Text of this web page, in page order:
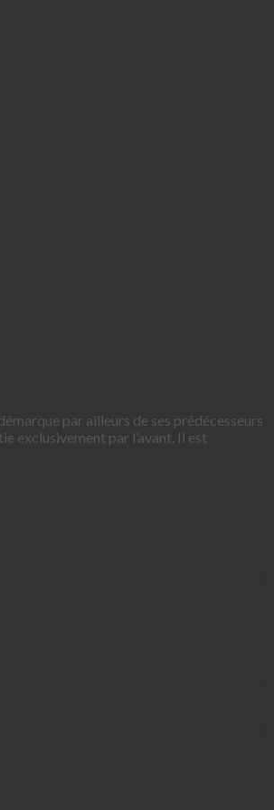
par ailleurs de ses prédécesseurs
exclusivement par l’avant. Il est